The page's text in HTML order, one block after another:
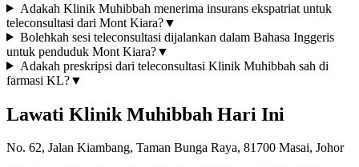
Adakah Klinik Muhibbah menerima insurans ekspatriat untuk
teleconsultasi dari Mont Kiara?▼
Bolehkah sesi teleconsultasi dijalankan dalam Bahasa Inggeris
untuk penduduk Mont Kiara?▼
Adakah preskripsi dari teleconsultasi Klinik Muhibbah sah di
farmasi KL?▼
Lawati Klinik Muhibbah Hari Ini
No. 62, Jalan Kiambang, Taman Bunga Raya, 81700 Masai, Johor